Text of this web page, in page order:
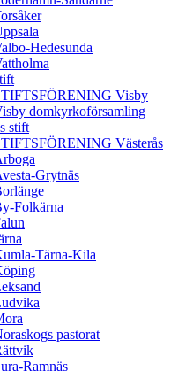
Hedesunda
Visby
domkyrkoförsamling
stift
Västerås
Grytnäs
Folkärna
Tärna-Kila
pastorat
Ramnäs